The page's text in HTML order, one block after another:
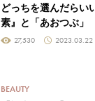
どっちを選んだらい
素』と「あおつぶ」
27,530 2023.03.22
BEAUTY